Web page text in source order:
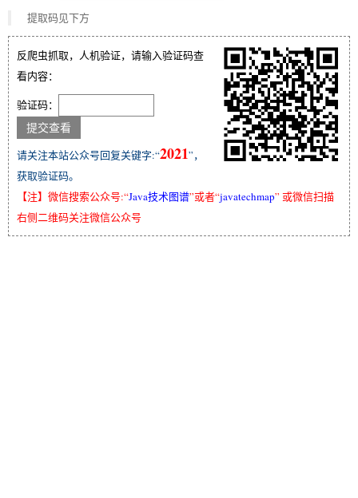
提取码见下方
反爬虫抓取，人机验证，请输入验证码查
看内容：
验证码：
请关注本站公众号回复关键字:“2021”，
获取验证码。
【注】微信搜索公众号:“Java技术图谱”或者“javatechmap” 或微信扫描
右侧二维码关注微信公众号